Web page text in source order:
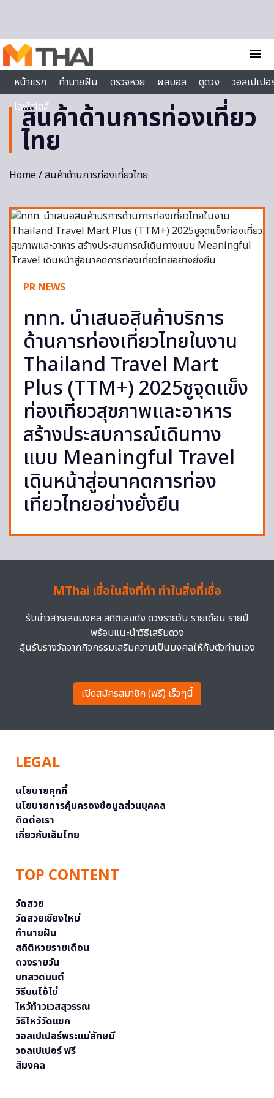
menu
หน้าแรก
ทำนายฝัน ตรวจหวย ผลบอล ดูดวง
วอลเปเป
ไลฟ์สไตล์
สินค้าด้านการท่องเที่ยว
ไทย
Home/ สินค้าด้านการท่องเที่ยวไทย
PR NEWS
ททท. นำเสนอสินค้าบริการ
ด้านการท่องเที่ยวไทยในงาน
Thailand Travel Mart
Plus (TTM+) 2025ชูจุดแข็ง
ท่องเที่ยวสุขภาพและอาหาร
สร้างประสบการณ์เดินทาง
แบบ Meaningful Travel
เดินหน้าสู่อนาคตการท่อง
เที่ยวไทยอย่างยั่งยืน
MThai เชื่อในสิ่งที่ทำ ทำในสิ่งที่เชื่อ
รับข่าวสารเลขมงคล สถิติเลขดัง ดวงรายวัน รายเดือน รายปี
พร้อมแนะนำวิธีเสริมดวง
ลุ้นรับรางวัลจากกิจกรรมเสริมความเป็นมงคลให้กับตัวท่านเอง
เปิดสมัครสมาชิก (ฟรี) เร็วๆนี้
LEGAL
นโยบายคุกกี้
นโยบายการคุ้มครองข้อมูลส่วนบุคคล
ติดต่อเรา
เกี่ยวกับเอ็มไทย
TOP CONTENT
วัดสวย
วัดสวยเชียงใหม่
ทำนายฝัน
สถิติหวยรายเดือน
ดวงรายวัน
บทสวดมนต์
วิธีบนไอ้ไข่
ไหว้ท้าวเวสสุวรรณ
วิธีไหว้วัดแขก
วอลเปเปอร์พระแม่ลักษมี
วอลเปเปอร์ ฟรี
สีมงคล